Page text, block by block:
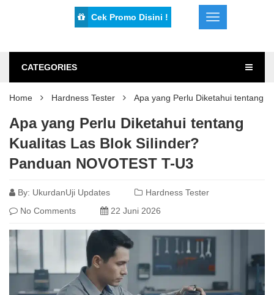
Cek Promo Disini !
CATEGORIES
Home Hardness Tester Apa yang Perlu Diketahui tentang
Apa yang Perlu Diketahui tentang
Kualitas Las Blok Silinder?
Panduan NOVOTEST T-U3
By: UkurdanUji Updates
Hardness Tester
No Comments
22 Juni 2026